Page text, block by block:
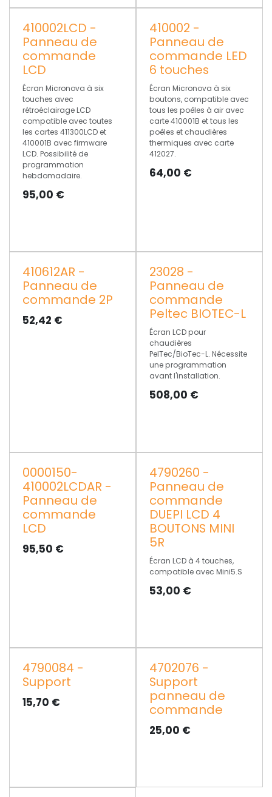
410002LCD -
Panneau de
commande
LCD
Écran Micronova à six
touches avec
rétroéclairage LCD
compatible avec toutes
les cartes 411300LCD et
410001B avec firmware
LCD. Possibilité de
programmation
hebdomadaire.
95,00 €
410002 -
Panneau de
commande LED
6 touches
Écran Micronova à six
boutons, compatible avec
tous les poêles à air avec
carte 410001B et tous les
poêles et chaudières
thermiques avec carte
412027.
64,00 €
410612AR -
Panneau de
commande 2P
52,42 €
23028 -
Panneau de
commande
Peltec BIOTEC-L
Écran LCD pour
chaudières
PelTec/BioTec-L. Nécessite
une programmation
avant l'installation.
508,00 €
0000150-
410002LCDAR -
Panneau de
commande
LCD
95,50 €
4790260 -
Panneau de
commande
DUEPI LCD 4
BOUTONS MINI
5R
Écran LCD à 4 touches,
compatible avec Mini5.S
53,00 €
4790084 -
Support
15,70 €
4702076 -
Support
panneau de
commande
25,00 €